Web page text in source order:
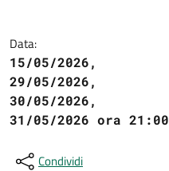
Data:
15/05/2026,
29/05/2026,
30/05/2026,
31/05/2026 ora 21:00
Condividi